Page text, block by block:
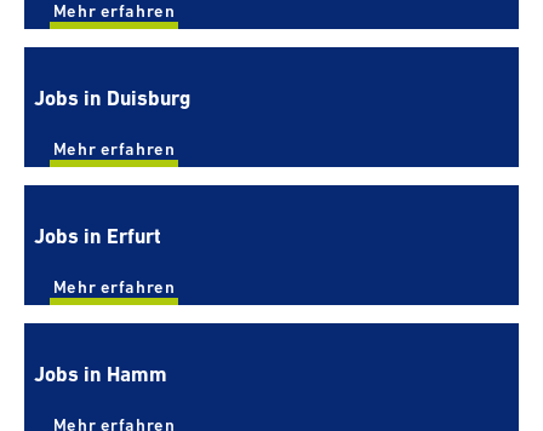
Mehr erfahren
Jobs in Duisburg
Mehr erfahren
Jobs in Erfurt
Mehr erfahren
Jobs in Hamm
Mehr erfahren